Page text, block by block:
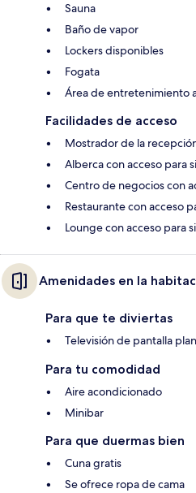
Sauna
Baño de vapor
Lockers disponibles
Fogata
Área de entretenimiento
Facilidades de acceso
Mostrador de la
Alberca con acceso para
Centro de negocios con
Restaurante con acceso
Lounge con acceso para
Amenidades en la
Para que te diviertas
Televisión de pantalla
Para tu comodidad
Aire acondicionado
Minibar
Para que duermas bien
Cuna gratis
Se ofrece ropa de cama